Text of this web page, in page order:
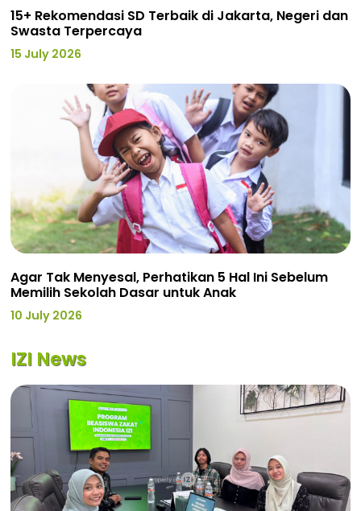
15+ Rekomendasi SD Terbaik di Jakarta, Negeri dan
Swasta Terpercaya
15 July 2026
Agar Tak Menyesal, Perhatikan 5 Hal Ini Sebelum
Memilih Sekolah Dasar untuk Anak
10 July 2026
IZI News